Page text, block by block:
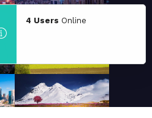
4 Users Online